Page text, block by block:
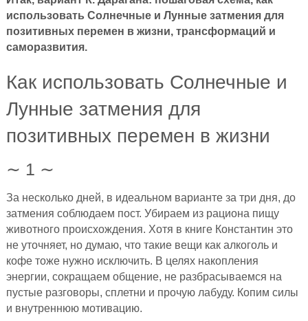
использовать Солнечные и Лунные затмения для
позитивных перемен в жизни, трансформаций и
саморазвития.
Как использовать Солнечные и
Лунные затмения для
позитивных перемен в жизни
∼ 1 ∼
За несколько дней, в идеальном варианте за три дня, до
затмения соблюдаем пост. Убираем из рациона пищу
животного происхождения. Хотя в книге Константин это
не уточняет, но думаю, что такие вещи как алкоголь и
кофе тоже нужно исключить. В целях накопления
энергии, сокращаем общение, не разбрасываемся на
пустые разговоры, сплетни и прочую лабуду. Копим силы
и внутреннюю мотивацию.